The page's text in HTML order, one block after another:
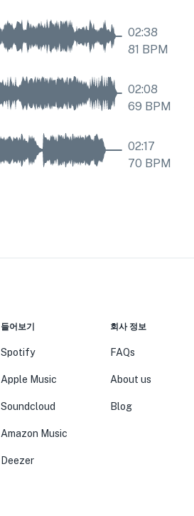
02:38
81 BPM
02:08
69 BPM
02:17
70 BPM
들어보기
Spotify
Apple Music
Soundcloud
Amazon Music
Deezer
회사 정보
FAQs
About us
Blog